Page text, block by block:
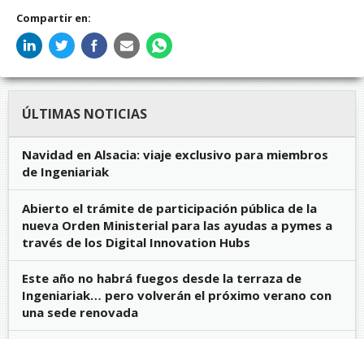
Compartir en:
ÚLTIMAS NOTICIAS
Navidad en Alsacia: viaje exclusivo para miembros
de Ingeniariak
Abierto el trámite de participación pública de la
nueva Orden Ministerial para las ayudas a pymes a
través de los Digital Innovation Hubs
Este año no habrá fuegos desde la terraza de
Ingeniariak… pero volverán el próximo verano con
una sede renovada